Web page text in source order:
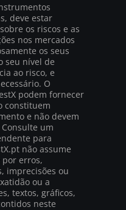
deve estar
os riscos e as
nos mercados
os seus
seu nível de
ao risco, e
O
podem fornecer
constituem
e não devem
um
para
não assume
erros,
imprecisões ou
ou a
textos, gráficos,
neste